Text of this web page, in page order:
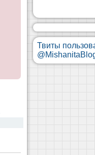
Твиты